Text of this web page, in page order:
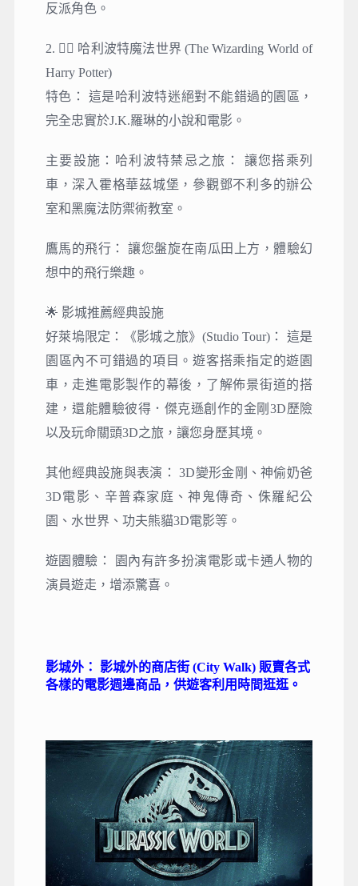
反派角色。
2. 🧙‍♂️ 哈利波特魔法世界 (The Wizarding World of
Harry Potter)
特色： 這是哈利波特迷絕對不能錯過的園區，
完全忠實於J.K.羅琳的小說和電影。
主要設施： 哈利波特禁忌之旅： 讓您搭乘列
車，深入霍格華茲城堡，參觀鄧不利多的辦公
室和黑魔法防禦術教室。
鷹馬的飛行： 讓您盤旋在南瓜田上方，體驗幻
想中的飛行樂趣。
🌟 影城推薦經典設施
好萊塢限定：《影城之旅》(Studio Tour)： 這是
園區內不可錯過的項目。遊客搭乘指定的遊園
車，走進電影製作的幕後，了解佈景街道的搭
建，還能體驗彼得．傑克遜創作的金剛3D歷險
以及玩命關頭3D之旅，讓您身歷其境。
其他經典設施與表演： 3D變形金剛、神偷奶爸
3D電影、辛普森家庭、神鬼傳奇、侏羅紀公
園、水世界、功夫熊貓3D電影等。
遊園體驗： 園內有許多扮演電影或卡通人物的
演員遊走，增添驚喜。
影城外： 影城外的商店街 (City Walk) 販賣各式
各樣的電影週邊商品，供遊客利用時間逛逛。